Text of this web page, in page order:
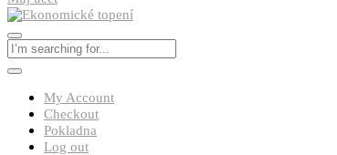
My Account
Checkout
Pokladna
Log out